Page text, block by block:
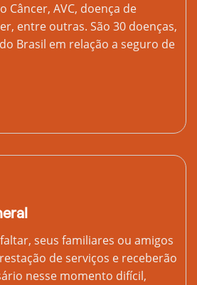
Câncer, AVC, doença de
entre outras. São 30 doenças,
Brasil em relação a seguro de
seus familiares ou amigos
de serviços e receberão
nesse momento difícil,